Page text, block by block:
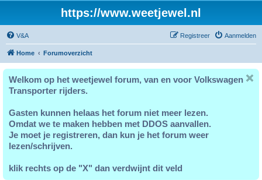
https://www.weetjewel.nl
V&A Aanmelden
Registreer
Home Forumoverzicht
Welkom op het weetjewel forum, van en voor Volkswagen
Transporter rijders.
Gasten kunnen helaas het forum niet meer lezen.
Omdat we te maken hebben met DDOS aanvallen.
Je moet je registreren, dan kun je het forum weer
lezen/schrijven.
klik rechts op de "X" dan verdwijnt dit veld